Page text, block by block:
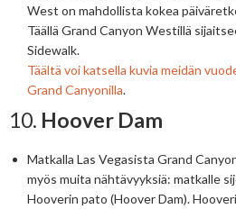
West on mahdollista kokea
Täällä Grand Canyon Westillä
Sidewalk.
Täältä voi katsella kuvia meidän
Grand Canyonilla.
10. Hoover Dam
Matkalla Las Vegasista Grand
myös muita nähtävyyksiä: matkalle
Hooverin pato (Hoover Dam).